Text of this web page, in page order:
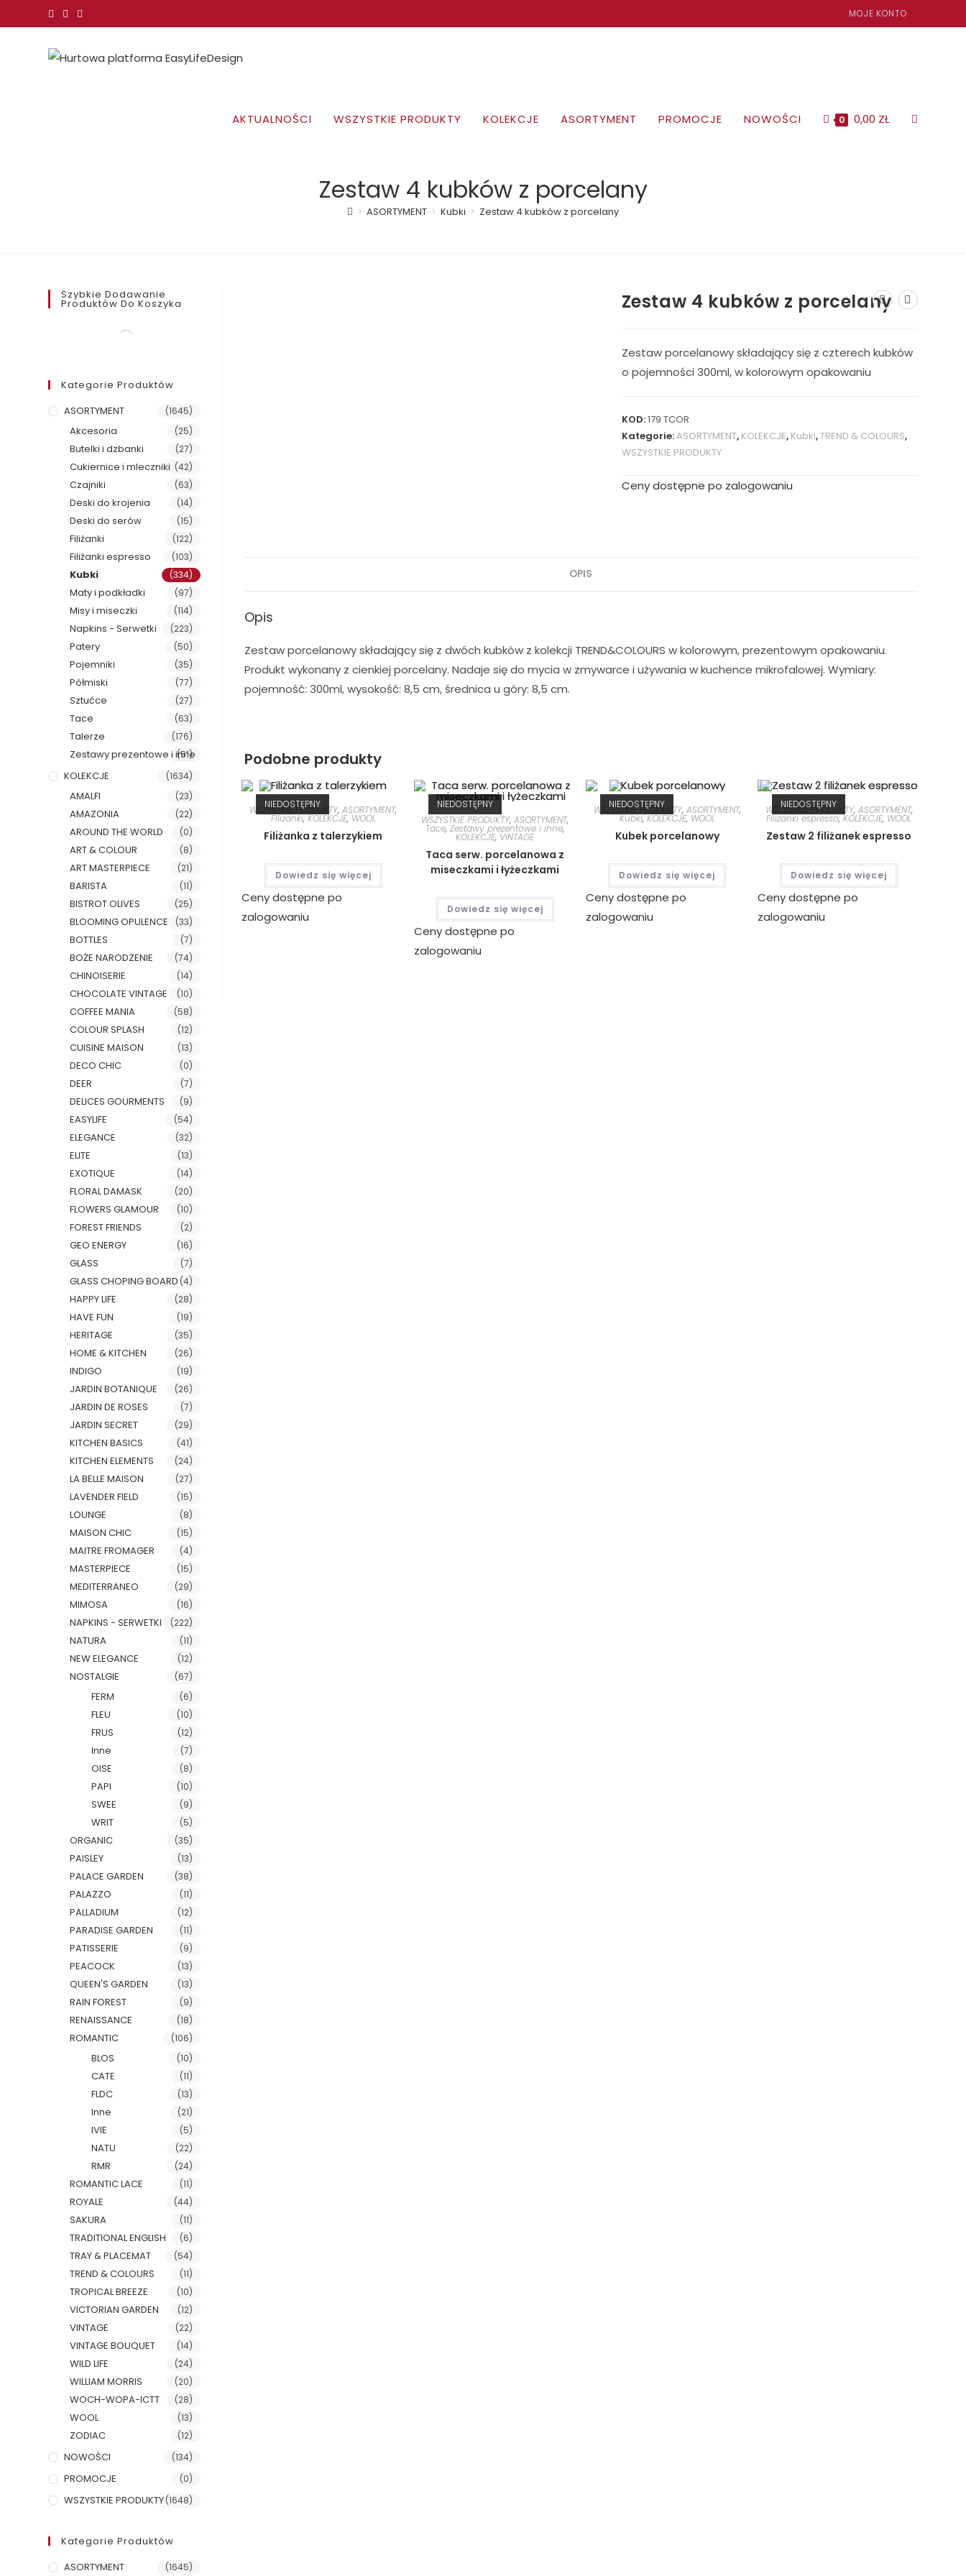
treści
MOJE KONTO
AKTUALNOŚCI WSZYSTKIE PRODUKTY KOLEKCJE ASORTYMENT PROMOCJE NOWOŚCI 0 0,00 ZŁ TOGGLE
Zestaw 4 kubków z porcelany
> ASORTYMENT > Kubki > Zestaw 4 kubków z porcelany
Zestaw 4 kubków z porcelany
Zestaw porcelanowy składający się z czterech kubków
o pojemności 300ml, w kolorowym opakowaniu
KOD:179 TCOR
Kategorie:ASORTYMENT, KOLEKCJE, Kubki,TREND & COLOURS,
WSZYSTKIE PRODUKTY
Ceny dostępne po zalogowaniu
OPIS
Opis
Zestaw porcelanowy składający się z dwóch kubków z kolekcji TREND&COLOURS w kolorowym, prezentowym opakowaniu.
Produkt wykonany z cienkiej porcelany. Nadaje się do mycia w zmywarce i używania w kuchence mikrofalowej. Wymiary:
pojemność: 300ml, wysokość: 8,5 cm, średnica u góry: 8,5 cm.
Podobne produkty
NIEDOSTĘPNY
WSZYSTKIE PRODUKTY,ASORTYMENT,
Filiżanki,KOLEKCJE, WOOL
Filiżanka z talerzykiem
Dowiedz się więcej
Ceny dostępne po
zalogowaniu
NIEDOSTĘPNY
WSZYSTKIE PRODUKTY,ASORTYMENT,
Tace,Zestawy prezentowe i inne,
KOLEKCJE, VINTAGE
Taca serw. porcelanowa z
miseczkami i łyżeczkami
Dowiedz się więcej
Ceny dostępne po
zalogowaniu
NIEDOSTĘPNY
WSZYSTKIE PRODUKTY, ASORTYMENT,
Kubki,KOLEKCJE, WOOL
Kubek porcelanowy
Dowiedz się więcej
Ceny dostępne po
zalogowaniu
NIEDOSTĘPNY
WSZYSTKIE PRODUKTY, ASORTYMENT,
Filiżanki espresso,KOLEKCJE, WOOL
Zestaw 2 filiżanek espresso
Dowiedz się więcej
Ceny dostępne po
zalogowaniu
Szybkie Dodawanie
Produktów Do Koszyka
Kategorie Produktów
ASORTYMENT
(1645)
Akcesoria (25)
Butelki i dzbanki (27)
Cukiernice i mleczniki (42)
Czajniki (63)
Deski do krojenia (14)
Deski do serów (15)
Filiżanki (122)
Filiżanki espresso (103)
Kubki (334)
Maty i podkładki (97)
Misy i miseczki (114)
Napkins - Serwetki (223)
Patery (50)
Pojemniki (35)
Półmiski (77)
Sztućce (27)
Tace (63)
Talerze (176)
Zestawy prezentowe i inne
(51)
KOLEKCJE (1634)
AMALFI (23)
AMAZONIA (22)
AROUND THE WORLD (0)
ART & COLOUR (8)
ART MASTERPIECE (21)
BARISTA (11)
BISTROT OLIVES (25)
BLOOMING OPULENCE (33)
BOTTLES (7)
BOŻE NARODZENIE (74)
CHINOISERIE (14)
CHOCOLATE VINTAGE (10)
COFFEE MANIA (58)
COLOUR SPLASH (12)
CUISINE MAISON (13)
DECO CHIC (0)
DEER (7)
DELICES GOURMENTS (9)
EASYLIFE (54)
ELEGANCE (32)
ELITE (13)
EXOTIQUE (14)
FLORAL DAMASK (20)
FLOWERS GLAMOUR (10)
FOREST FRIENDS (2)
GEO ENERGY (16)
GLASS (7)
GLASS CHOPING BOARD (4)
HAPPY LIFE (28)
HAVE FUN (19)
HERITAGE (35)
HOME & KITCHEN (26)
INDIGO (19)
JARDIN BOTANIQUE (26)
JARDIN DE ROSES (7)
JARDIN SECRET (29)
KITCHEN BASICS (41)
KITCHEN ELEMENTS (24)
LA BELLE MAISON (27)
LAVENDER FIELD (15)
LOUNGE (8)
MAISON CHIC (15)
MAITRE FROMAGER (4)
MASTERPIECE (15)
MEDITERRANEO (29)
MIMOSA (16)
NAPKINS - SERWETKI (222)
NATURA (11)
NEW ELEGANCE (12)
NOSTALGIE (67)
FERM (6)
FLEU (10)
FRUS (12)
Inne (7)
OISE (8)
PAPI (10)
SWEE (9)
WRIT (5)
ORGANIC (35)
PAISLEY (13)
PALACE GARDEN (38)
PALAZZO (11)
PALLADIUM (12)
PARADISE GARDEN (11)
PATISSERIE (9)
PEACOCK (13)
QUEEN'S GARDEN (13)
RAIN FOREST (9)
RENAISSANCE (18)
ROMANTIC (106)
BLOS (10)
CATE (11)
FLDC (13)
Inne (21)
IVIE (5)
NATU (22)
RMR (24)
ROMANTIC LACE (11)
ROYALE (44)
SAKURA (11)
TRADITIONAL ENGLISH (6)
TRAY & PLACEMAT (54)
TREND & COLOURS (11)
TROPICAL BREEZE (10)
VICTORIAN GARDEN (12)
VINTAGE (22)
VINTAGE BOUQUET (14)
WILD LIFE (24)
WILLIAM MORRIS (20)
WOCH-WOPA-ICTT (28)
WOOL (13)
ZODIAC (12)
NOWOŚCI (134)
PROMOCJE (0)
WSZYSTKIE PRODUKTY(1648)
Kategorie Produktów
ASORTYMENT
(1645)